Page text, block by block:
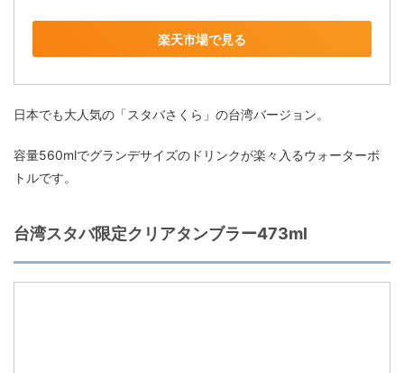
楽天市場で見る
日本でも大人気の「スタバさくら」の台湾バージョン。
容量560mlでグランデサイズのドリンクが楽々入るウォーターボ
トルです。
台湾スタバ限定クリアタンブラー473ml